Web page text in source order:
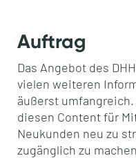
Auftrag
Das Angebot des
vielen weiteren
äußerst
diesen Content für
Neukunden neu zu
zugänglich zu